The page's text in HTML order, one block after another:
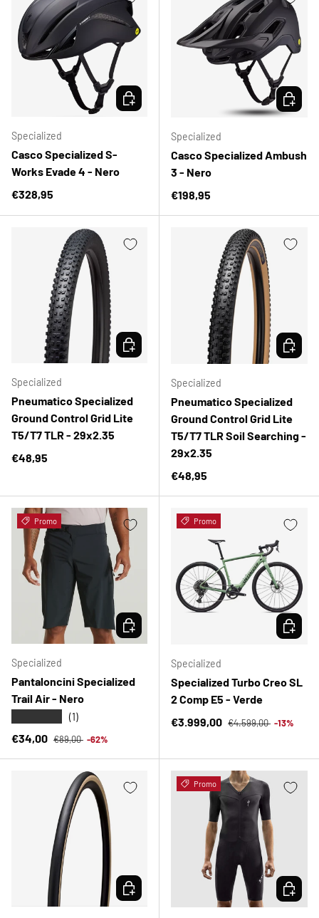
Specialized
Casco Specialized S-
Works Evade 4 - Nero
Prezzo normale
€328,95
SCEGLI OPZIONI
Specialized
Casco Specialized Ambush
3 - Nero
Prezzo normale
€198,95
SCEGLI
Specialized
Pneumatico Specialized
Ground Control Grid Lite
T5/T7 TLR - 29x2.35
Prezzo normale
€48,95
SCEGLI OPZIONI
Specialized
Pneumatico Specialized
Ground Control Grid Lite
T5/T7 TLR Soil Searching -
29x2.35
Prezzo normale
€48,95
SCEGLI
Promo
Specialized
Pantaloncini Specialized
Trail Air - Nero
(1)
Prezzo di vendita
€34,00 Prezzo normale
€89,00 -62%
SCEGLI OPZIONI
Promo
Specialized
Specialized Turbo Creo SL
2 Comp E5 - Verde
Prezzo di vendita
€3.999,00 Prezzo normale
€4.599,00 -13%
SCEGLI
SCEGLI OPZIONI
Promo
SCEGLI